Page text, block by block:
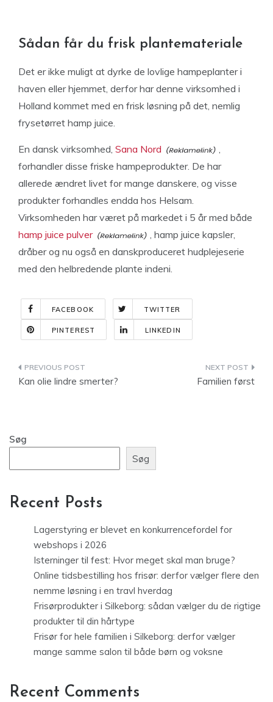
Sådan får du frisk plantemateriale
Det er ikke muligt at dyrke de lovlige hampeplanter i
haven eller hjemmet, derfor har denne virksomhed i
Holland kommet med en frisk løsning på det, nemlig
frysetørret hamp juice.
En dansk virksomhed, Sana Nord
,
forhandler disse friske hampeprodukter. De har
allerede ændret livet for mange danskere, og visse
produkter forhandles endda hos Helsam.
Virksomheden har været på markedet i 5 år med både
hamp juice pulver
, hamp juice kapsler,
dråber og nu også en danskproduceret hudplejeserie
med den helbredende plante indeni.
FACEBOOK TWITTER
PINTEREST LINKEDIN
Indlægsnavigation
Kan olie lindre smerter? Familien først
Søg
Søg
Recent Posts
Lagerstyring er blevet en konkurrencefordel for
webshops i 2026
Isterninger til fest: Hvor meget skal man bruge?
Online tidsbestilling hos frisør: derfor vælger flere den
nemme løsning i en travl hverdag
Frisørprodukter i Silkeborg: sådan vælger du de rigtige
produkter til din hårtype
Frisør for hele familien i Silkeborg: derfor vælger
mange samme salon til både børn og voksne
Recent Comments